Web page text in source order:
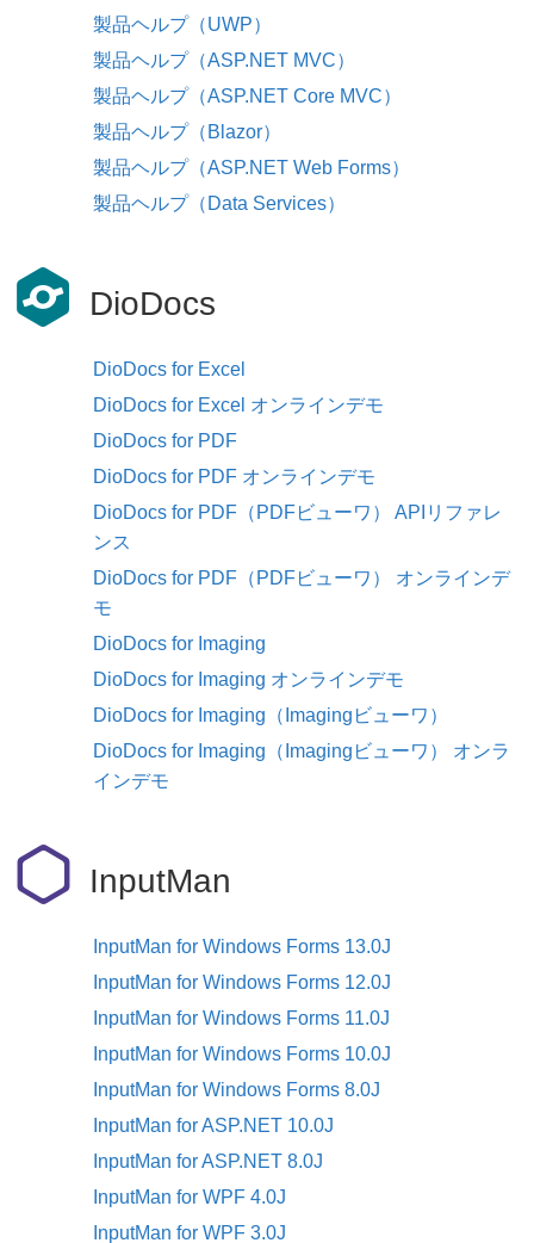
製品ヘルプ（UWP）
製品ヘルプ（ASP.NET MVC）
製品ヘルプ（ASP.NET Core MVC）
製品ヘルプ（Blazor）
製品ヘルプ（ASP.NET Web Forms）
製品ヘルプ（Data Services）
DioDocs
DioDocs for Excel
DioDocs for Excel オンラインデモ
DioDocs for PDF
DioDocs for PDF オンラインデモ
DioDocs for PDF（PDFビューワ） APIリファレ
ンス
DioDocs for PDF（PDFビューワ） オンラインデ
モ
DioDocs for Imaging
DioDocs for Imaging オンラインデモ
DioDocs for Imaging（Imagingビューワ）
DioDocs for Imaging（Imagingビューワ） オンラ
インデモ
InputMan
InputMan for Windows Forms 13.0J
InputMan for Windows Forms 12.0J
InputMan for Windows Forms 11.0J
InputMan for Windows Forms 10.0J
InputMan for Windows Forms 8.0J
InputMan for ASP.NET 10.0J
InputMan for ASP.NET 8.0J
InputMan for WPF 4.0J
InputMan for WPF 3.0J